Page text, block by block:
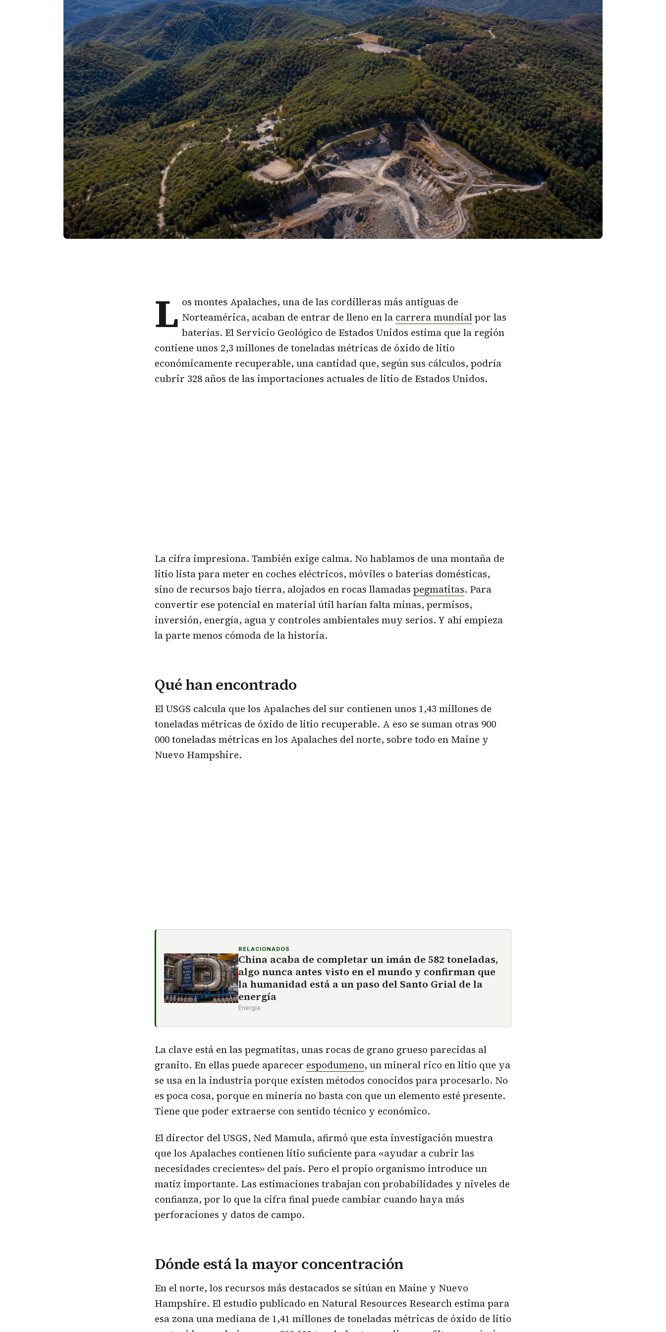
L os montes Apalaches, una de las cordilleras más antiguas de
Norteamérica, acaban de entrar de lleno en la carrera mundialpor las
baterías. El Servicio Geológico de Estados Unidos estima que la región
contiene unos 2,3 millones de toneladas métricas de óxido de litio
económicamente recuperable, una cantidad que, según sus cálculos, podría
cubrir 328 años de las importaciones actuales de litio de Estados Unidos.
La cifra impresiona. También exige calma. No hablamos de una montaña de
litio lista para meter en coches eléctricos, móviles o baterías domésticas,
sino de recursos bajo tierra, alojados en rocas llamadas pegmatitas. Para
convertir ese potencial en material útil harían falta minas, permisos,
inversión, energía, agua y controles ambientales muy serios. Y ahí empieza
la parte menos cómoda de la historia.
Qué han encontrado
El USGS calcula que los Apalaches del sur contienen unos 1,43 millones de
toneladas métricas de óxido de litio recuperable. A eso se suman otras 900
000 toneladas métricas en los Apalaches del norte, sobre todo en Maine y
Nuevo Hampshire.
RELACIONADOS
China acaba de completar un imán de 582 toneladas,
algo nunca antes visto en el mundo y confirman que
la humanidad está a un paso del Santo Grial de la
energía
Energía
La clave está en las pegmatitas, unas rocas de grano grueso parecidas al
granito. En ellas puede aparecer espodumeno, un mineral rico en litio que ya
se usa en la industria porque existen métodos conocidos para procesarlo. No
es poca cosa, porque en minería no basta con que un elemento esté presente.
Tiene que poder extraerse con sentido técnico y económico.
El director del USGS, Ned Mamula, afirmó que esta investigación muestra
que los Apalaches contienen litio suficiente para «ayudar a cubrir las
necesidades crecientes» del país. Pero el propio organismo introduce un
matiz importante. Las estimaciones trabajan con probabilidades y niveles de
confianza, por lo que la cifra final puede cambiar cuando haya más
perforaciones y datos de campo.
Dónde está la mayor concentración
En el norte, los recursos más destacados se sitúan en Maine y Nuevo
Hampshire. El estudio publicado en Natural Resources Research estima para
esa zona una mediana de 1,41 millones de toneladas métricas de óxido de litio